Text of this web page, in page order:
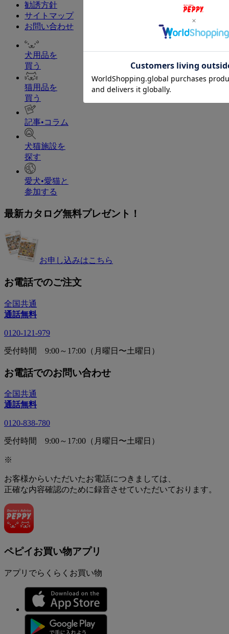
勧誘方針
サイトマップ
お問い合わせ
犬用品を
買う
猫用品を
買う
記事•コラム
犬猫施設を
探す
愛犬•愛猫と
参加する
最新カタログ無料プレゼント！
お申し込みはこちら
お電話でのご注文
全国共通
通話無料
0120-121-979
受付時間 9:00～17:00（月曜日〜土曜日）
お電話でのお問い合わせ
全国共通
通話無料
0120-838-780
受付時間 9:00～17:00（月曜日〜土曜日）
※
お客様からいただいたお電話につきましては、
正確な内容確認のために録音させていただいております。
ペピイお買い物アプリ
アプリでらくらくお買い物